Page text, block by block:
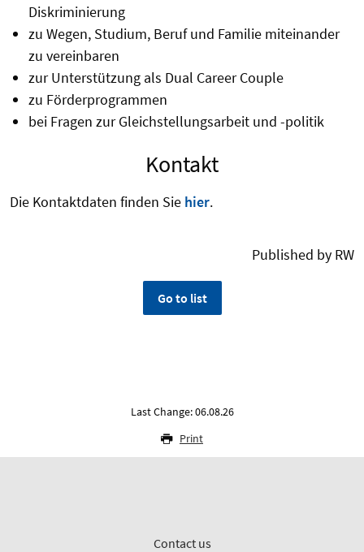
Diskriminierung
zu Wegen, Studium, Beruf und Familie miteinander
zu vereinbaren
zur Unterstützung als Dual Career Couple
zu Förderprogrammen
bei Fragen zur Gleichstellungsarbeit und -politik
Kontakt
Die Kontaktdaten finden Sie hier.
Published by RW
Go to list
Last Change: 06.08.26
Print
Contact us